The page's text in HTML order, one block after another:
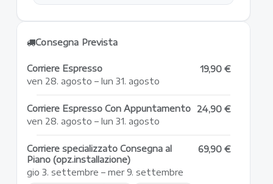
Consegna Prevista
Corriere Espresso
ven 28. agosto – lun 31. agosto
19,90 €
Corriere Espresso Con Appuntamento
ven 28. agosto – lun 31. agosto
24,90 €
Corriere specializzato Consegna al
Piano (opz.installazione)
gio 3. settembre – mer 9. settembre
69,90 €